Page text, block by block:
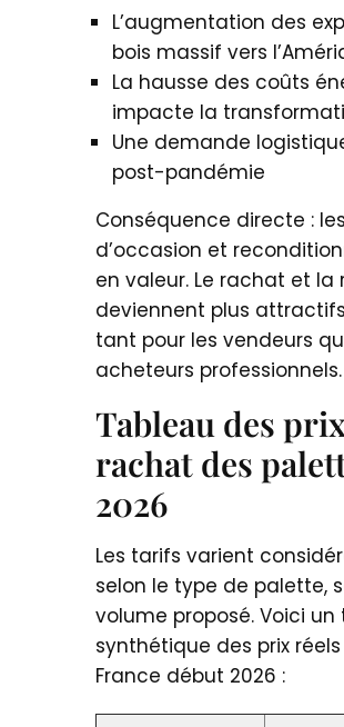
L’augmentation des
bois massif vers
La hausse des coûts
impacte la
Une demande
post-pandémie
Conséquence directe :
d’occasion et
en valeur. Le rachat et la
deviennent plus
tant pour les vendeurs
acheteurs professionnels.
Tableau des
rachat des
2026
Les tarifs varient
selon le type de palette,
volume proposé. Voici
synthétique des prix
France début 2026 :